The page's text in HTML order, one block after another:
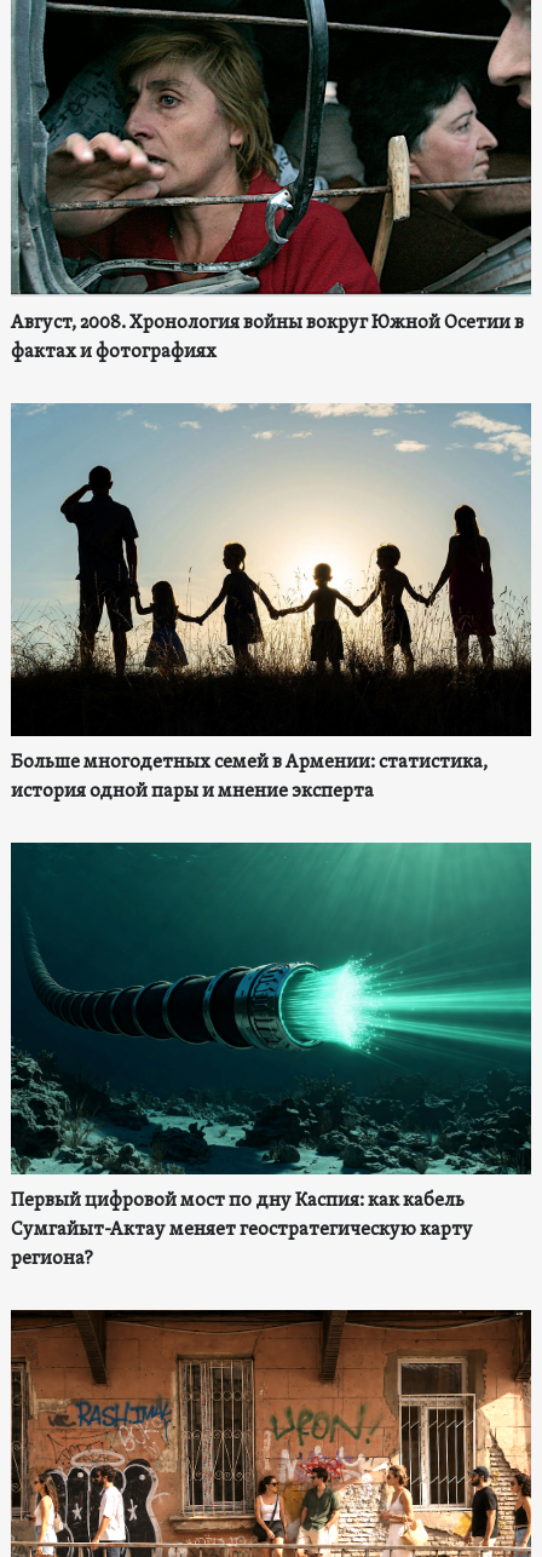
Август, 2008. Хронология войны вокруг Южной Осетии в
фактах и фотографиях
Больше многодетных семей в Армении: статистика,
история одной пары и мнение эксперта
Первый цифровой мост по дну Каспия: как кабель
Сумгайыт-Актау меняет геостратегическую карту
региона?